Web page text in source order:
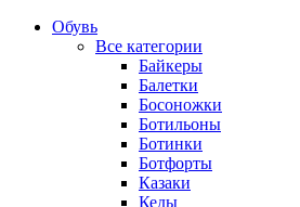
Обувь
Все категории
Байкеры
Балетки
Босоножки
Ботильоны
Ботинки
Ботфорты
Казаки
Кеды